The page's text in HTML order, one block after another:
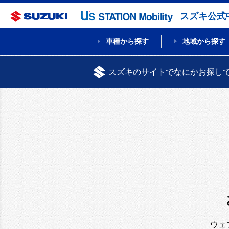
スズキ公式
車種から探す 地域から探す
スズキのサイトでなにかお探し
ウェ